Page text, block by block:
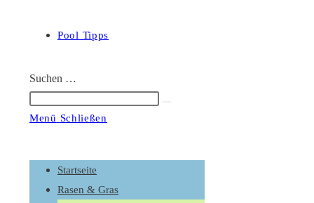
Pool Tipps
Suchen …
Menü Schließen
ButtonStartseite
Rasen & Gras